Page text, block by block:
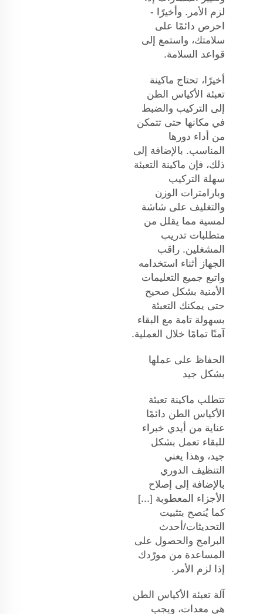
لزم الأمر. وأخيرًا -
احرص دائمًا على
سلامتك، واستمع إلى
قواعد السلامة.
أخيرًا، تحتاج ماكينة
تعبئة الأكياس الطن
إلى التركيب والضبط
في مكانها حتى تتمكن
من أداء دورها
المناسب. بالإضافة إلى
ذلك، فإن ماكينة التعبئة
سهلة التركيب
وبارامترات الوزن
والتغليف على شاشة
لمسية مما يقلل من
متطلبات تدريب
المشغلين. راقب
الجهاز أثناء استخدامه
واتبع جميع التعليمات
الأمنية بشكل صحيح
حتى يمكنك التعبئة
بسهولة تامة مع البقاء
آمنًا تمامًا خلال العملية.
الحفاظ على عملها
بشكل جيد
تتطلب ماكينة تعبئة
الأكياس الطن دائمًا
عناية من أيدي خبراء
للبقاء تعمل بشكل
جيد، وهذا يعني
التنظيف الدوري
بالإضافة إلى إصلاح
الأجزاء المعطوبة [...]
كما يُنصح بتثبيت
التحديثات/أحدث
البرامج والحصول على
المساعدة من مورّدك
إذا لزم الأمر.
آلة تعبئة الأكياس الطن
هي معدات، ويجب